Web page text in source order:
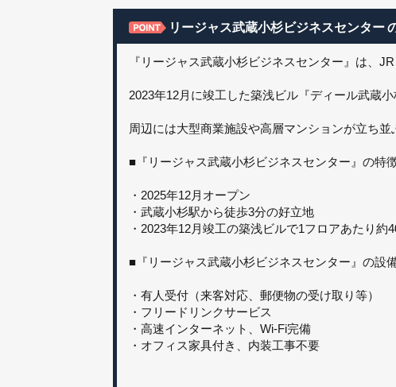
リージャス武蔵小杉ビジネスセンター
『リージャス武蔵小杉ビジネスセンター』は、
2023年12月に竣工した築浅ビル『ディール武蔵
周辺には大型商業施設や高層マンションが立ち
■『リージャス武蔵小杉ビジネスセンター』の特
・2025年12月オープン
・武蔵小杉駅から徒歩3分の好立地
・2023年12月竣工の築浅ビルで1フロアあたり約
■『リージャス武蔵小杉ビジネスセンター』の設
・有人受付（来客対応、郵便物の受け取り等）
・フリードリンクサービス
・高速インターネット、Wi-Fi完備
・オフィス家具付き、内装工事不要